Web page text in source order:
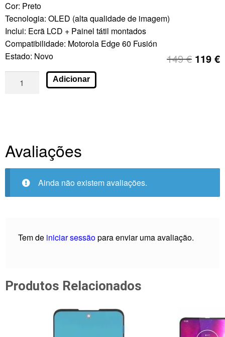
Cor: Preto
Tecnologia: OLED (alta qualidade de imagem)
Inclui: Ecrã LCD + Painel tátil montados
Compatibilidade: Motorola Edge 60 Fusión
Estado: Novo
149€ 119 €
Adicionar
Avaliações
Ainda não existem avaliações.
Tem de iniciar sessãopara enviar uma avaliação.
Produtos Relacionados